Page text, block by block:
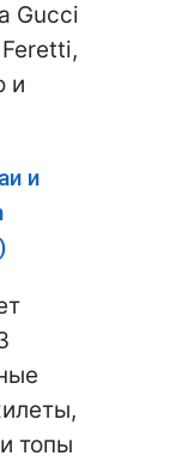
Gucci
и
и
топы